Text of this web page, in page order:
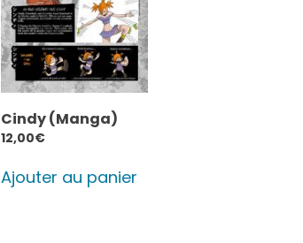
Cindy (Manga)
12,00€
Ajouter au panier